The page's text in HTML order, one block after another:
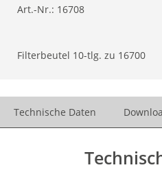
Art.-Nr.: 16708
Filterbeutel 10-tlg. zu 16700
Technische Daten